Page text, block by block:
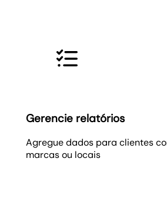
Gerencie relatórios
Agregue dados para clientes
marcas ou locais